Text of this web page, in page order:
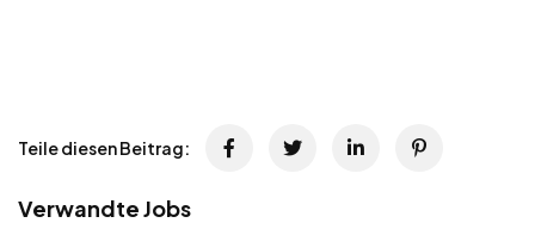
Teile diesen Beitrag:
Verwandte Jobs